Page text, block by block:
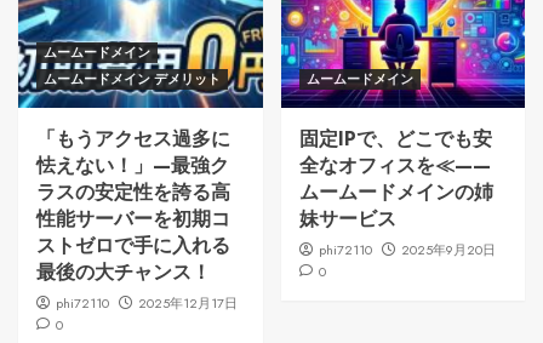
ムームードメイン
ムームードメイン デメリット
「もうアクセス過多に
怯えない！」—最強ク
ラスの安定性を誇る高
性能サーバーを初期コ
ストゼロで手に入れる
最後の大チャンス！
phi72110
2025年12月17日
0
ムームードメイン
固定IPで、どこでも安
全なオフィスを≪——
ムームードメインの姉
妹サービス
phi72110
2025年9月20日
0